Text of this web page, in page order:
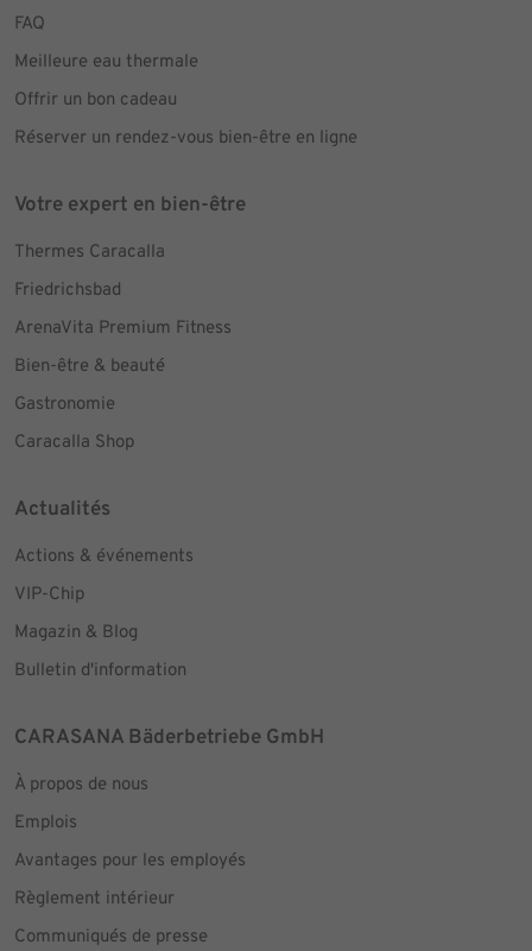
FAQ
Meilleure eau thermale
Offrir un bon cadeau
Réserver un rendez-vous bien-être en ligne
Votre expert en bien-être
Thermes Caracalla
Friedrichsbad
ArenaVita Premium Fitness
Bien-être & beauté
Gastronomie
Caracalla Shop
Actualités
Actions & événements
VIP-Chip
Magazin & Blog
Bulletin d'information
CARASANA Bäderbetriebe GmbH
À propos de nous
Emplois
Avantages pour les employés
Règlement intérieur
Communiqués de presse